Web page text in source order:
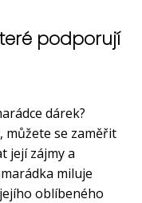
podporují
dárek?
můžete se zaměřit
její zájmy a
miluje
oblíbeného